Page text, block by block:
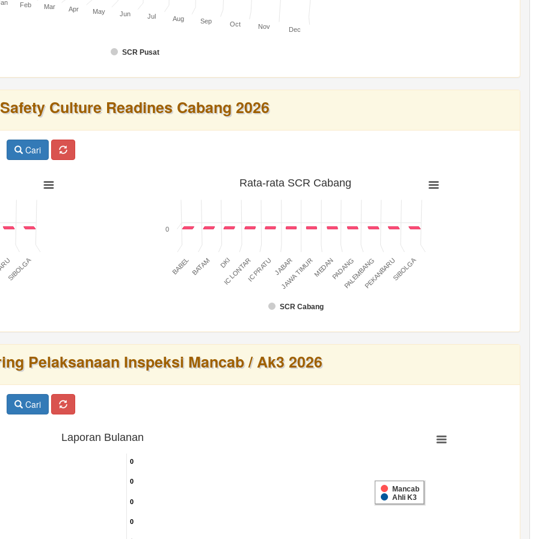
SCR Pusat
Feb Mar Apr May Jun Jul Aug Sep Oct Nov Dec
Safety Culture Readines Cabang 2026
Cari
SIBOLGA
Rata-rata SCR Cabang
SCR Cabang
BABELBATAM DKI
IC LONTARIC PRATU JABAR
JAWA TIMURMEDANPADANGPALEMBANGPEKANBARUSIBOLGA
0
Pelaksanaan Inspeksi Mancab / Ak3 2026
Cari
Laporan Bulanan
0
0
0
0
0
0
0
0
Mancab
Ahli K3